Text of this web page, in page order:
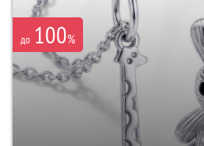
до 100%